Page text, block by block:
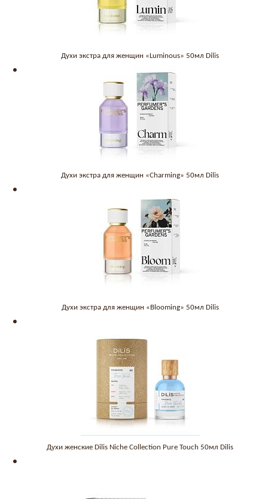
Духи экстра для женщин «Luminous» 50мл Dilis
Духи экстра для женщин «Charming» 50мл Dilis
Духи экстра для женщин «Blooming» 50мл Dilis
Духи женские Dilis Niche Collection Pure Touch 50мл Dilis